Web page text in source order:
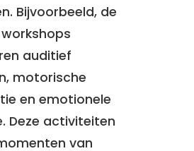
Bijvoorbeeld, de
auditief
motorische
en emotionele
Deze activiteiten
van